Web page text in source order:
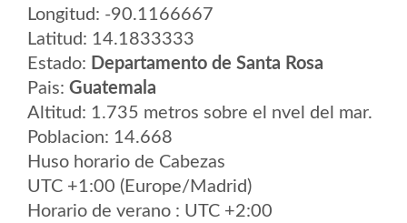
Longitud: -90.1166667
Latitud: 14.1833333
Estado: Departamento de Santa Rosa
Pais: Guatemala
Altitud: 1.735 metros sobre el nvel del mar.
Poblacion: 14.668
Huso horario de Cabezas
UTC +1:00 (Europe/Madrid)
Horario de verano : UTC +2:00